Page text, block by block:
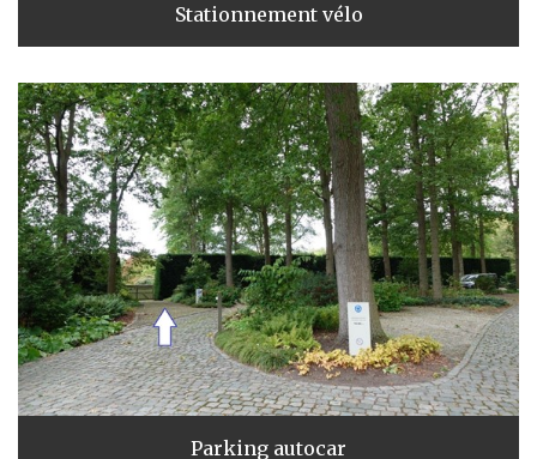
Stationnement vélo
Parking autocar